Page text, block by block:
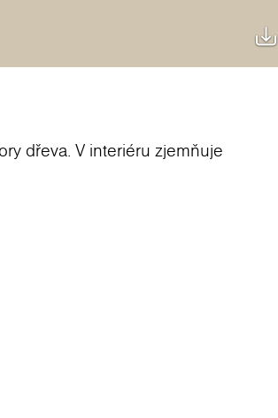
dřeva. V interiéru zjemňuje